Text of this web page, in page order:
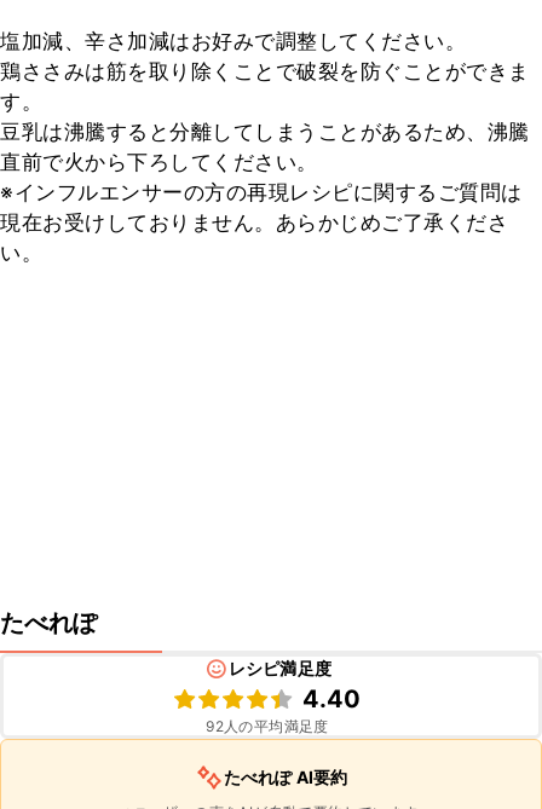
塩加減、辛さ加減はお好みで調整してください。
鶏ささみは筋を取り除くことで破裂を防ぐことができま
す。
豆乳は沸騰すると分離してしまうことがあるため、沸騰
直前で火から下ろしてください。
※インフルエンサーの方の再現レシピに関するご質問は
現在お受けしておりません。あらかじめご了承くださ
い。
たべれぽ
レシピ満足度
4.40
92人の平均満足度
たべれぽ AI要約